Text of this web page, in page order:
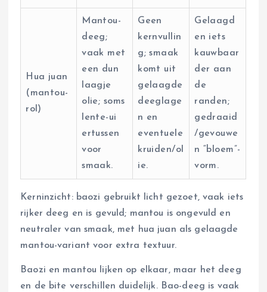
Hua juan
(mantou-
rol)
Mantou-
deeg;
vaak met
een dun
laagje
olie; soms
lente-ui
ertussen
voor
smaak.
Geen
kernvullin
g; smaak
komt uit
gelaagde
deeglage
n en
eventuele
kruiden/ol
ie.
Gelaagd
en iets
kauwbaar
der aan
de
randen;
gedraaid
/gevouwe
n “bloem”-
vorm.
Kerninzicht: baozi gebruikt licht gezoet, vaak iets
rijker deeg en is gevuld; mantou is ongevuld en
neutraler van smaak, met hua juan als gelaagde
mantou-variant voor extra textuur.
Baozi en mantou lijken op elkaar, maar het deeg
en de bite verschillen duidelijk. Bao-deeg is vaak